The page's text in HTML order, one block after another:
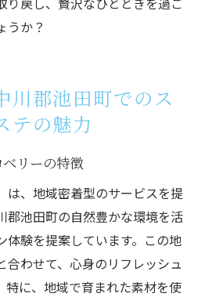
うか？
川郡池田町でのス
テの魅力
リーの特徴
は、地域密着型のサービスを提
郡池田町の自然豊かな環境を活
体験を提案しています。この地
合わせて、心身のリフレッシュ
特に、地域で育まれた素材を使